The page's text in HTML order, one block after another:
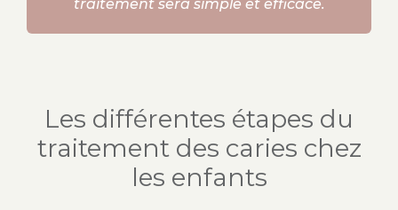
traitement sera simple et efficace.
Les différentes étapes du
traitement des caries chez
les enfants